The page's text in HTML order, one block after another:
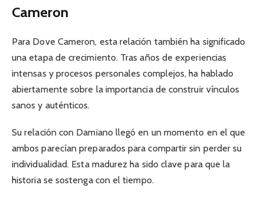
Cameron
Para Dove Cameron, esta relación también ha significado
una etapa de crecimiento. Tras años de experiencias
intensas y procesos personales complejos, ha hablado
abiertamente sobre la importancia de construir vínculos
sanos y auténticos.
Su relación con Damiano llegó en un momento en el que
ambos parecían preparados para compartir sin perder su
individualidad. Esta madurez ha sido clave para que la
historia se sostenga con el tiempo.